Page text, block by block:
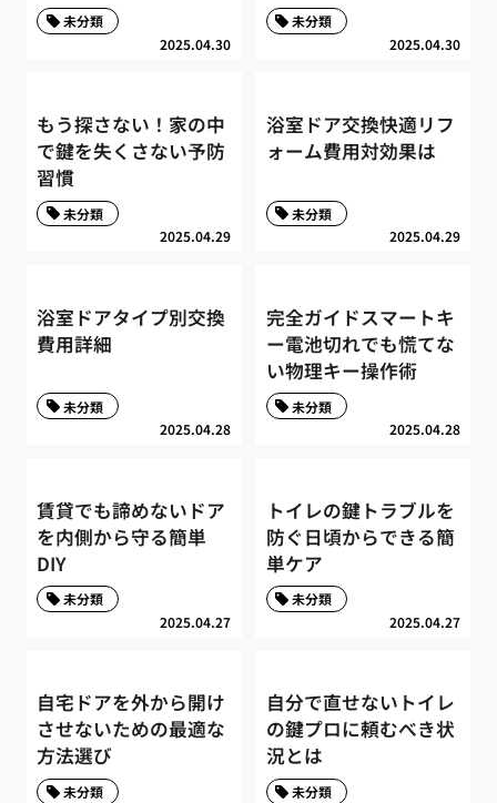
2025.04.30
未分類
2025.04.30
未分類
もう探さない！家の中
で鍵を失くさない予防
習慣
2025.04.29
未分類
浴室ドア交換快適リフ
ォーム費用対効果は
2025.04.29
未分類
浴室ドアタイプ別交換
費用詳細
2025.04.28
未分類
完全ガイドスマートキ
ー電池切れでも慌てな
い物理キー操作術
2025.04.28
未分類
賃貸でも諦めないドア
を内側から守る簡単
DIY
2025.04.27
未分類
トイレの鍵トラブルを
防ぐ日頃からできる簡
単ケア
2025.04.27
未分類
自宅ドアを外から開け
させないための最適な
方法選び
未分類
自分で直せないトイレ
の鍵プロに頼むべき状
況とは
未分類